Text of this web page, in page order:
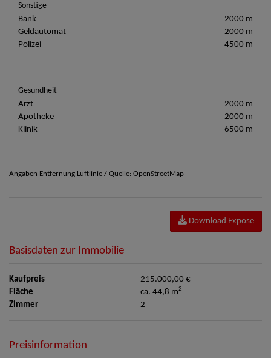
Sonstige
Bank
2000 m
Geldautomat
2000 m
Polizei
4500 m
Gesundheit
Arzt
2000 m
Apotheke
2000 m
Klinik
6500 m
Angaben Entfernung Luftlinie / Quelle: OpenStreetMap
Download Expose
Basisdaten zur Immobilie
Kaufpreis
215.000,00 €
Fläche
ca. 44,8 m2
Zimmer 2
Preisinformation